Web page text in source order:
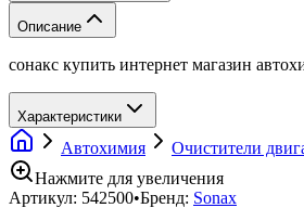
Описание
сонакс купить интернет магазин
Характеристики
Автохимия Очистители
Нажмите для увеличения
Артикул: 542500•Бренд: Sonax